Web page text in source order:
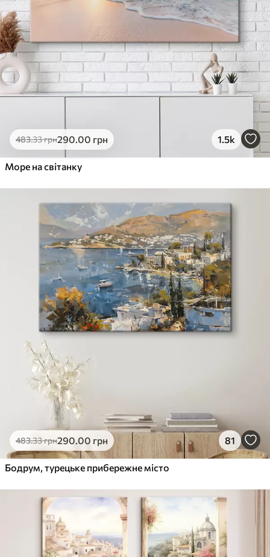
483.33грн290.00 грн 1.5k
Море на світанку
483.33грн290.00 грн 81
Бодрум, турецьке прибережне місто